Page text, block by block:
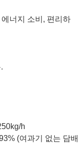
너지 소비, 편리하
h
(여과기 없는 담배